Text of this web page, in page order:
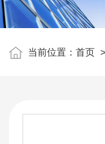
当前位置：首页